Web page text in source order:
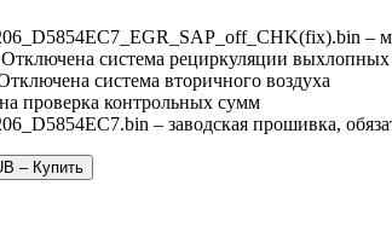
–
система рециркуляции выхлопных
система вторичного воздуха
проверка контрольных сумм
– заводская прошивка,
– Купить